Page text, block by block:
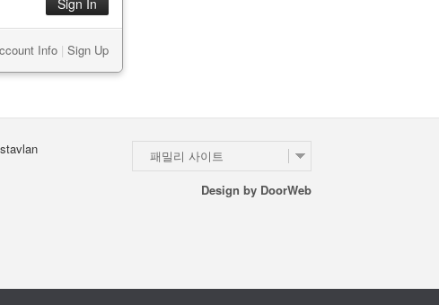
Info | Sign Up
패밀리 사이트
Design by DoorWeb